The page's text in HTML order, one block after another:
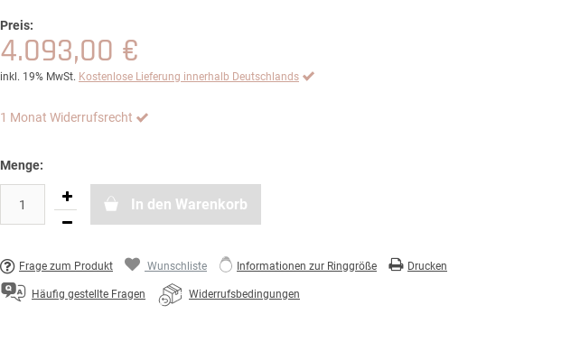
Preis:
4.093,00 €
inkl. 19% MwSt. Kostenlose Lieferung innerhalb Deutschlands
1 Monat Widerrufsrecht
Menge:
In den Warenkorb
Frage zum Produkt Wunschliste Informationen zur Ringgröße Drucken
Häufig gestellte Fragen Widerrufsbedingungen